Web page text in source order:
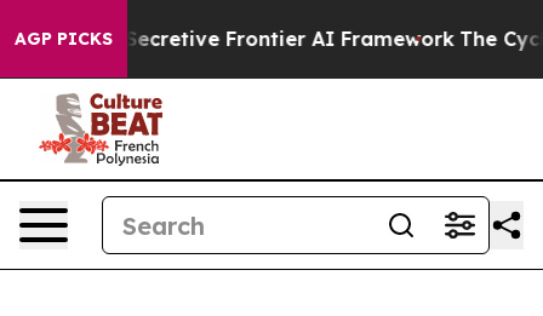
AGP PICKS
Its Secretive Frontier AI Framework The